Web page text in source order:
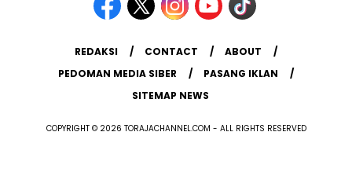
REDAKSI CONTACT
ABOUT
PEDOMAN MEDIA SIBER
PASANG IKLAN
SITEMAP NEWS
COPYRIGHT © 2026 TORAJACHANNEL.COM - ALL RIGHTS RESERVED